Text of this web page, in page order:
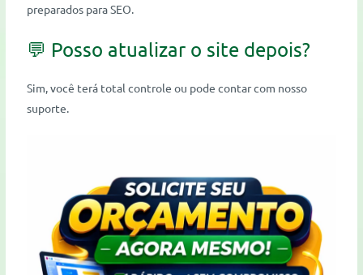
preparados para SEO.
💬 Posso atualizar o site depois?
Sim, você terá total controle ou pode contar com nosso
suporte.